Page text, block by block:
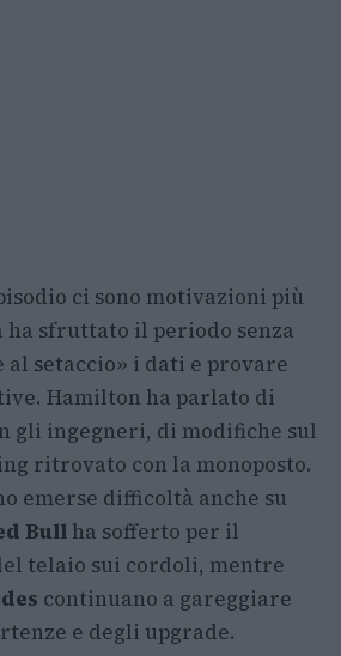
ci sono motivazioni più
ha sfruttato il periodo senza
al setaccio» i dati e provare
Hamilton ha parlato di
gli ingegneri, di modifiche sul
ritrovato con la monoposto.
emerse difficoltà anche su
Bull ha sofferto per il
telaio sui cordoli, mentre
continuano a gareggiare
e degli upgrade.